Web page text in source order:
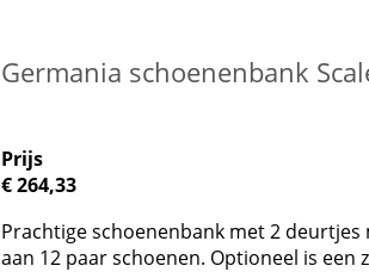
Germania schoenenbank
Prijs
€ 264,33
Prachtige schoenenbank met 2
aan 12 paar schoenen. Optioneel is een